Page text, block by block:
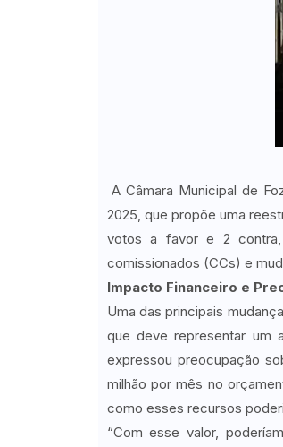
A Câmara Municipal de
2025, que propõe uma
votos a favor e 2
comissionados (CCs) e
Impacto Financeiro e
Uma das principais
que deve representar um
expressou preocupação
milhão por mês no
como esses recursos
“Com esse valor,